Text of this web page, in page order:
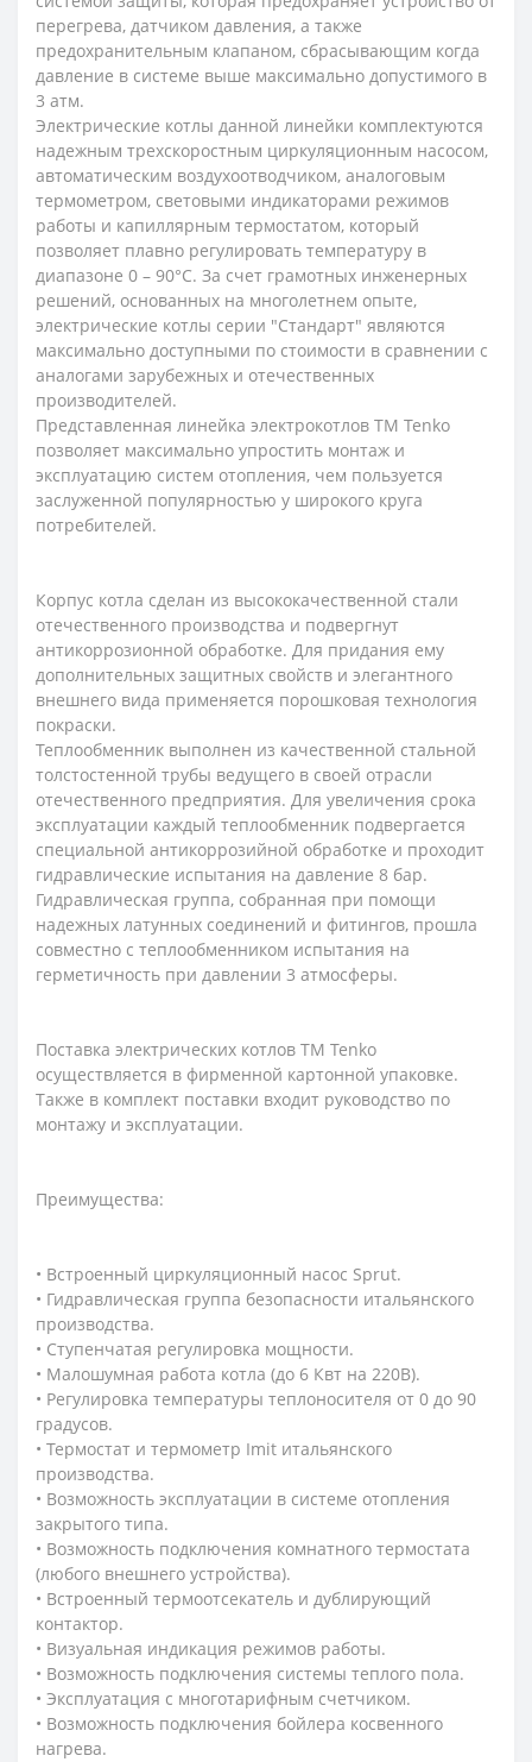
перегрева, датчиком давления, а также
предохранительным клапаном, сбрасывающим когда
давление в системе выше максимально допустимого в
3 атм.
Электрические котлы данной линейки комплектуются
надежным трехскоростным циркуляционным насосом,
автоматическим воздухоотводчиком, аналоговым
термометром, световыми индикаторами режимов
работы и капиллярным термостатом, который
позволяет плавно регулировать температуру в
диапазоне 0 – 90°С. За счет грамотных инженерных
решений, основанных на многолетнем опыте,
электрические котлы серии "Стандарт" являются
максимально доступными по стоимости в сравнении с
аналогами зарубежных и отечественных
производителей.
Представленная линейка электрокотлов ТМ Tenko
позволяет максимально упростить монтаж и
эксплуатацию систем отопления, чем пользуется
заслуженной популярностью у широкого круга
потребителей.
Корпус котла сделан из высококачественной стали
отечественного производства и подвергнут
антикоррозионной обработке. Для придания ему
дополнительных защитных свойств и элегантного
внешнего вида применяется порошковая технология
покраски.
Теплообменник выполнен из качественной стальной
толстостенной трубы ведущего в своей отрасли
отечественного предприятия. Для увеличения срока
эксплуатации каждый теплообменник подвергается
специальной антикоррозийной обработке и проходит
гидравлические испытания на давление 8 бар.
Гидравлическая группа, собранная при помощи
надежных латунных соединений и фитингов, прошла
совместно с теплообменником испытания на
герметичность при давлении 3 атмосферы.
Поставка электрических котлов ТМ Tenko
осуществляется в фирменной картонной упаковке.
Также в комплект поставки входит руководство по
монтажу и эксплуатации.
Преимущества:
• Встроенный циркуляционный насос Sprut.
• Гидравлическая группа безопасности итальянского
производства.
• Ступенчатая регулировка мощности.
• Малошумная работа котла (до 6 Квт на 220В).
• Регулировка температуры теплоносителя от 0 до 90
градусов.
• Термостат и термометр Imit итальянского
производства.
• Возможность эксплуатации в системе отопления
закрытого типа.
• Возможность подключения комнатного термостата
(любого внешнего устройства).
• Встроенный термоотсекатель и дублирующий
контактор.
• Визуальная индикация режимов работы.
• Возможность подключения системы теплого пола.
• Эксплуатация с многотарифным счетчиком.
• Возможность подключения бойлера косвенного
нагрева.